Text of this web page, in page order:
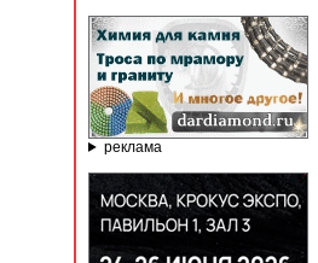
реклама